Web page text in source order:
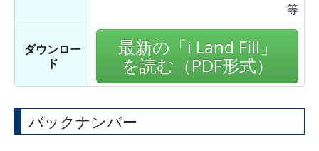
等
ダウンロー
ド
最新の「i Land Fill」
を読む（PDF形式）
バックナンバー